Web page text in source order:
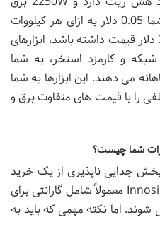
مصرف می کند. اگر هزینه برق شما 0.05 دلار به ازای هر کیلووات
ساعت باشد و بیت کوین 30,000 دلار قیمت داشته باشد، ابزارهای
و کارمزد استخر، به شما
می دهند. این ابزارها به شما
را با قیمت های متفاوت برق و
شما چیست؟
جدایی ناپذیری از یک خرید
مطمئن است. دستگاه های Innosilicon معمولاً شامل گارانتی برای
اما نکته مهمی که باید به